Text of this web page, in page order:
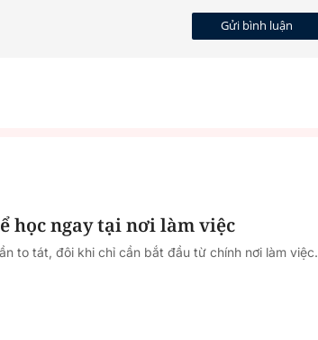
Gửi bình luận
học ngay tại nơi làm việc
to tát, đôi khi chỉ cần bắt đầu từ chính nơi làm việc.